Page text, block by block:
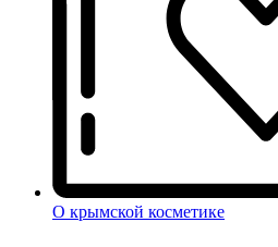
О крымской косметике